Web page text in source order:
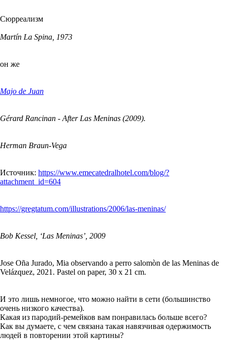
Сюрреализм
Martín La Spina, 1973
он же
Majo de Juan
Gérard Rancinan - After Las Meninas (2009).
Herman Braun-Vega
Источник: https://www.emecatedralhotel.com/blog/?
attachment_id=604
https://gregtatum.com/illustrations/2006/las-meninas/
Bob Kessel, ‘Las Meninas’, 2009
Jose Oña Jurado, Mia observando a perro salomòn de las Meninas de
Velázquez, 2021. Pastel on paper, 30 x 21 cm.
И это лишь немногое, что можно найти в сети (большинство
очень низкого качества).
Какая из пародий-ремейков вам понравилась больше всего?
Как вы думаете, с чем связана такая навязчивая одержимость
людей в повторении этой картины?